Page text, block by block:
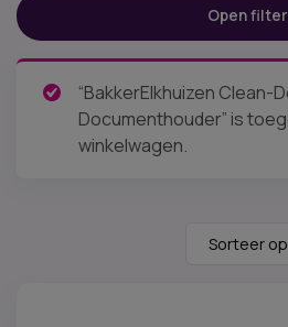
Categorieën
Ergonomische muizen(9)
Ergonomische toetsenborden
(6)
Open filter
“BakkerElkhuizen Clean-
Documenthouder” is
winkelwagen.